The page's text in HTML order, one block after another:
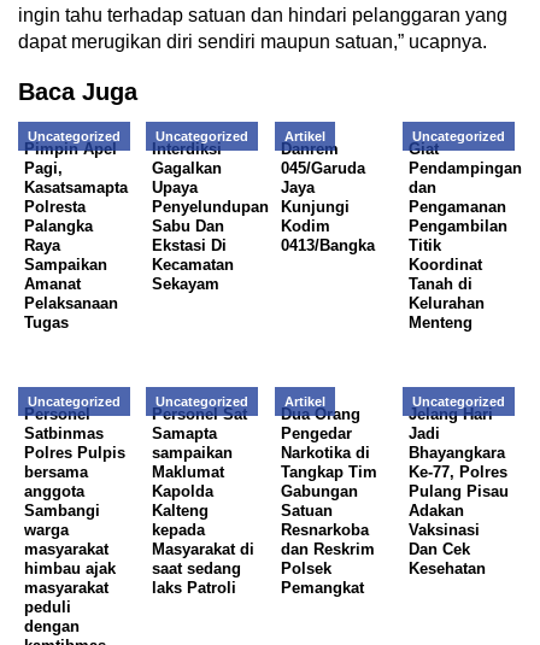
ingin tahu terhadap satuan dan hindari pelanggaran yang
dapat merugikan diri sendiri maupun satuan,” ucapnya.
Baca Juga
Uncategorized
Pimpin Apel
Pagi,
Kasatsamapta
Polresta
Palangka
Raya
Sampaikan
Amanat
Pelaksanaan
Tugas
Uncategorized
Interdiksi
Gagalkan
Upaya
Penyelundupan
Sabu Dan
Ekstasi Di
Kecamatan
Sekayam
Artikel
Danrem
045/Garuda
Jaya
Kunjungi
Kodim
0413/Bangka
Uncategorized
Giat
Pendampingan
dan
Pengamanan
Pengambilan
Titik
Koordinat
Tanah di
Kelurahan
Menteng
Uncategorized
Personel
Satbinmas
Polres Pulpis
bersama
anggota
Sambangi
warga
masyarakat
himbau ajak
masyarakat
peduli
dengan
Uncategorized
Personel Sat
Samapta
sampaikan
Maklumat
Kapolda
Kalteng
kepada
Masyarakat di
saat sedang
laks Patroli
Artikel
Dua Orang
Pengedar
Narkotika di
Tangkap Tim
Gabungan
Satuan
Resnarkoba
dan Reskrim
Polsek
Pemangkat
Uncategorized
Jelang Hari
Jadi
Bhayangkara
Ke-77, Polres
Pulang Pisau
Adakan
Vaksinasi
Dan Cek
Kesehatan